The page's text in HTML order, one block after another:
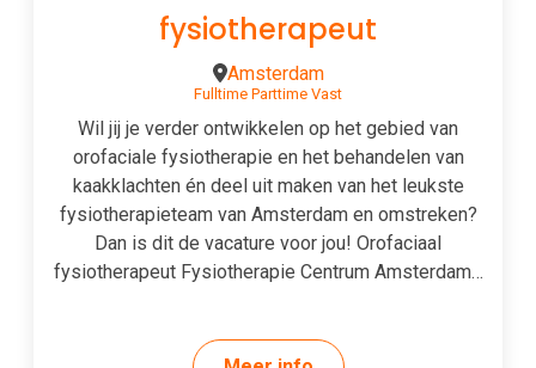
fysiotherapeut
Amsterdam
Fulltime Parttime Vast
Wil jij je verder ontwikkelen op het gebied van
orofaciale fysiotherapie en het behandelen van
kaakklachten én deel uit maken van het leukste
fysiotherapieteam van Amsterdam en omstreken?
Dan is dit de vacature voor jou! Orofaciaal
fysiotherapeut Fysiotherapie Centrum Amsterdam…